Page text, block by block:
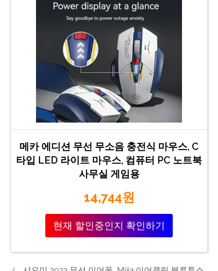
메카 에디션 무선 무소음 충전식 마우스, C
타입 LED 라이트 마우스, 컴퓨터 PC 노트북
사무실 게임용
14,744원
현재 할인중인지 확인하기